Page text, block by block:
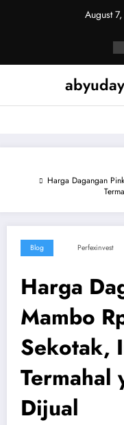
August
Harga Dagangan
Blog Perfexinvest
Harga
Mambo
Sekotak,
Termahal
Dijual